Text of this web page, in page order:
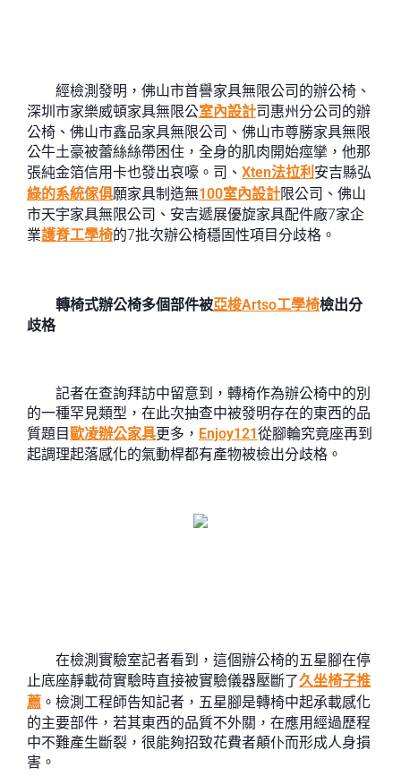
經檢測發明，佛山市首譽家具無限公司的辦公椅、
深圳市家樂威頓家具無限公室內設計司惠州分公司的辦
公椅、佛山市鑫品家具無限公司、佛山市尊勝家具無限
公牛土豪被蕾絲絲帶困住，全身的肌肉開始痙攣，他那
張純金箔信用卡也發出哀嚎。司、 Xten法拉利 安吉縣弘
綠的系統傢俱願家具制造無100室內設計限公司、佛山
市天宇家具無限公司、安吉遞展優旋家具配件廠7家企
業護脊工學椅的7批次辦公椅穩固性項目分歧格。
轉椅式辦公椅多個部件被亞梭Artso工學椅檢出分
歧格
記者在查詢拜訪中留意到，轉椅作為辦公椅中的別
的一種罕見類型，在此次抽查中被發明存在的東西的品
質題目歐凌辦公家具更多， Enjoy121從腳輪究竟座再到
起調理起落感化的氣動桿都有產物被檢出分歧格。
在檢測實驗室記者看到，這個辦公椅的五星腳在停
止底座靜載荷實驗時直接被實驗儀器壓斷了久坐椅子推
薦 。檢測工程師告知記者，五星腳是轉椅中起承載感化
的主要部件，若其東西的品質不外關，在應用經過歷程
中不難產生斷裂，很能夠招致花費者顛仆而形成人身損
害。